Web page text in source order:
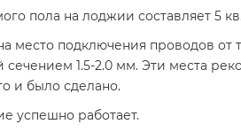
пола на лоджии составляет 5
подключения проводов от
1.5-2.0 мм. Эти места
и было сделано.
успешно работает.